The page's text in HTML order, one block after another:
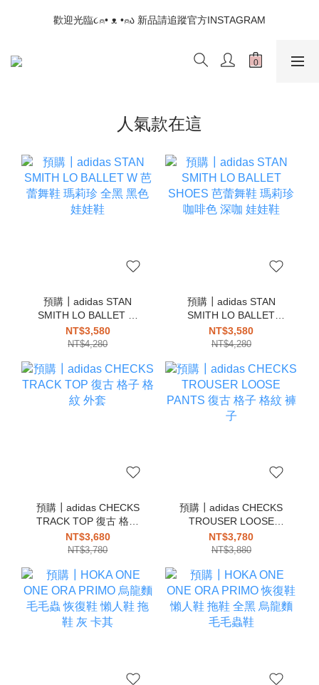
📣如果遇到結帳沒有反應，請另開瀏覽器 (不要直接從ig連結網站
下單)
歡迎光臨૮⍝• ᴥ •⍝ა 新品請追蹤官方INSTAGRAM
📣如果遇到結帳沒有反應，請另開瀏覽器 (不要直接從ig連結網站
人氣款在這
預購┃adidas STAN
SMITH LO BALLET W
芭蕾舞鞋 瑪莉珍 全黑 黑
色 娃娃鞋
NT$3,580
NT$4,280
預購┃adidas STAN
SMITH LO BALLET
SHOES 芭蕾舞鞋 瑪莉珍
咖啡色 深咖 娃娃鞋
NT$3,580
NT$4,280
預購┃adidas CHECKS
TRACK TOP 復古 格子
格紋 外套
NT$3,680
NT$3,780
預購┃adidas CHECKS
TROUSER LOOSE
PANTS 復古 格子 格紋
褲子
NT$3,780
NT$3,880